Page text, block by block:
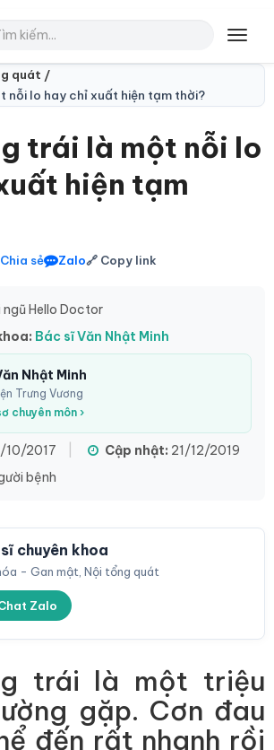
quát /
nỗi lo hay chỉ xuất hiện tạm thời?
trái là một nỗi lo
hiện tạm
Chia sẻ Zalo🔗 Copy link
Hello Doctor
Bác sĩ Văn Nhật Minh
Nhật Minh
Trưng Vương
chuyên môn ›
10/2017 Cập nhật: 21/12/2019
bệnh
chuyên khoa
- Gan mật, Nội tổng quát
Zalo
trái là một triệu
gặp. Cơn đau
đến rất nhanh rồi